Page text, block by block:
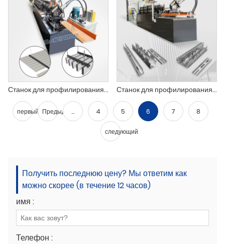
Станок для профилирования листовых потолочных профилей Станок для профилирования несущих профилей для потолочных перегородок
первый Предыдущая
... 4 5 6 7 8
следующий
Получить последнюю цену? Мы ответим как
можно скорее (в течение 12 часов)
имя :
Телефон :